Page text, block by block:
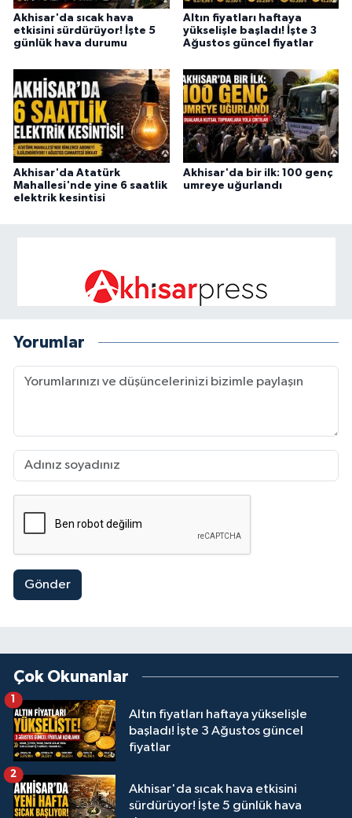
Akhisar'da sıcak hava
etkisini sürdürüyor! İşte 5
günlük hava durumu
Altın fiyatları haftaya
yükselişle başladı! İşte 3
Ağustos güncel fiyatlar
Akhisar'da Atatürk
Mahallesi'nde yine 6 saatlik
elektrik kesintisi
Akhisar'da bir ilk: 100 genç
umreye uğurlandı
Yorumlar
Gönder
Çok Okunanlar
Altın fiyatları haftaya yükselişle
başladı! İşte 3 Ağustos güncel
fiyatlar
Akhisar'da sıcak hava etkisini
sürdürüyor! İşte 5 günlük hava
2